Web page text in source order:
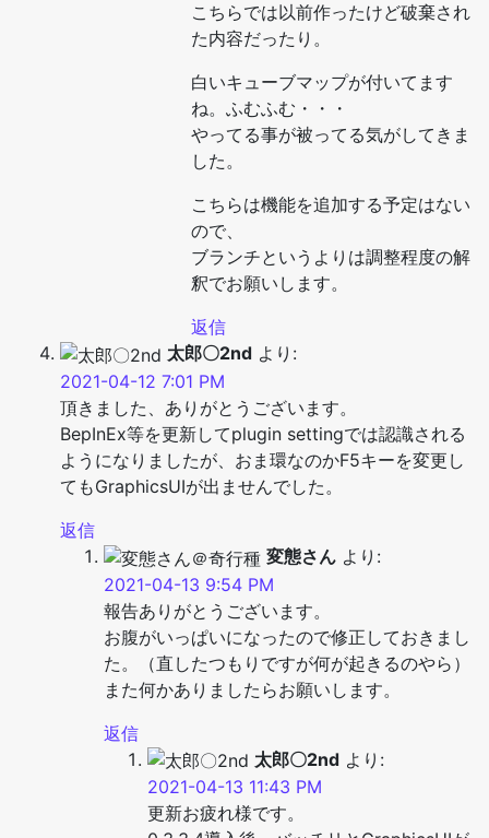
こちらでは以前作ったけど破棄され
た内容だったり。
白いキューブマップが付いてます
ね。ふむふむ・・・
やってる事が被ってる気がしてきま
した。
こちらは機能を追加する予定はない
ので、
ブランチというよりは調整程度の解
釈でお願いします。
返信
太郎〇2nd より:
2021-04-12 7:01 PM
頂きました、ありがとうございます。
BepInEx等を更新してplugin settingでは認識される
ようになりましたが、おま環なのかF5キーを変更し
てもGraphicsUIが出ませんでした。
返信
変態さん より:
2021-04-13 9:54 PM
報告ありがとうございます。
お腹がいっぱいになったので修正しておきまし
た。（直したつもりですが何が起きるのやら）
また何かありましたらお願いします。
返信
太郎〇2nd より:
2021-04-13 11:43 PM
更新お疲れ様です。